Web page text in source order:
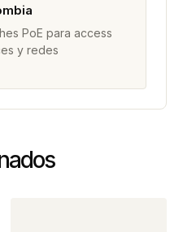
PoE para access
y redes